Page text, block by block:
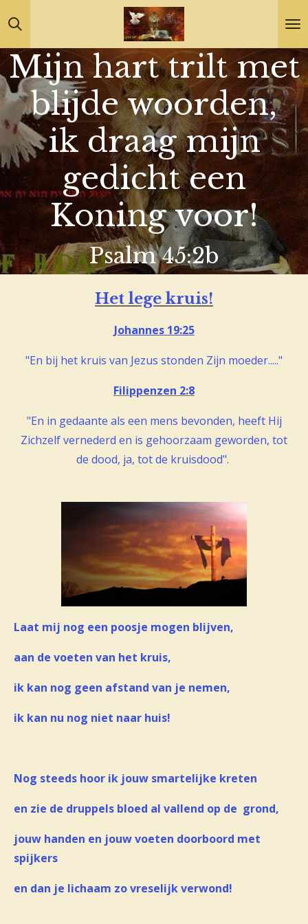
Ga
direct
naar
de
hoofdinhoud
Mijn hart trilt met
blijde woorden,
ik draag mijn
gedicht een
Koning voor!
Psalm 45:2b
Het lege kruis!
Johannes 19:25
"En bij het kruis van Jezus stonden Zijn moeder....."
Filippenzen 2:8
"En in gedaante als een mens bevonden, heeft Hij
Zichzelf vernederd en is gehoorzaam geworden, tot
de dood, ja, tot de kruisdood".
Laat mij nog een poosje mogen blijven,
aan de voeten van het kruis,
ik kan nog geen afstand van je nemen,
ik kan nu nog niet naar huis!
Nog steeds hoor ik jouw smartelijke kreten
en zie de druppels bloed al vallend op de grond,
jouw handen en jouw voeten doorboord met
spijkers
en dan je lichaam zo vreselijk verwond!